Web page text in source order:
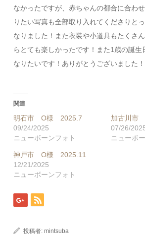
なかったですが、赤ちゃんの都合に合わ
りたい写真も全部取り入れてくださりと
なりました！また衣装や小道具もたくさ
らとても楽しかったです！また1歳の誕生
なりたいです！ありがとうございました！
関連
明石市 O様 2025.7
09/24/2025
ニューボーンフォト
加古川
07/26/
ニューボ
神戸市 O様 2025.11
12/21/2025
ニューボーンフォト
投稿者:mintsuba